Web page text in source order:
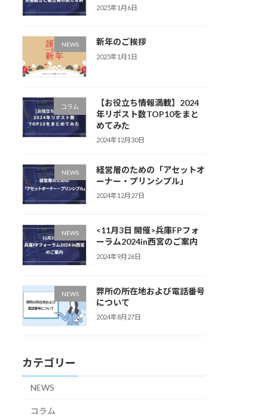
2025年1月6日
NEWS 新年のご挨拶
2025年1月1日
コラム
【お役立ち情報満載】2024
年リポスト数TOP10をまと
めてみた
2024年12月30日
NEWS
経営層のための「アセットオ
ーナー・プリンシプル」
2024年12月27日
NEWS
<11月3日 開催>兵庫FPフォ
ーラム2024in西宮のご案内
2024年9月26日
NEWS
弊所の所在地および電話番号
について
2024年8月27日
カテゴリー
NEWS
コラム